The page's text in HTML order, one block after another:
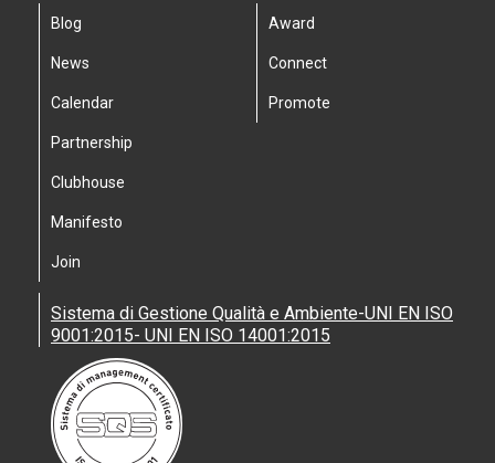
Blog
News
Calendar
Partnership
Clubhouse
Manifesto
Join
Award
Connect
Promote
Sistema di Gestione Qualità e Ambiente-UNI EN ISO
9001:2015- UNI EN ISO 14001:2015